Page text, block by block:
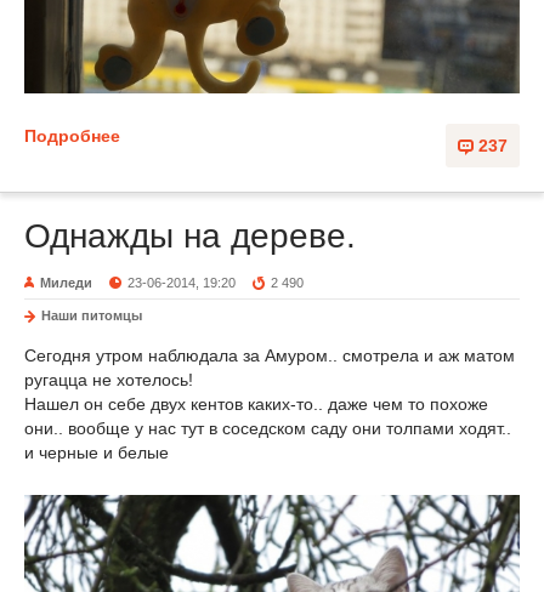
237
Подробнее
Однажды на дереве.
Миледи 23-06-2014, 19:20 2 490
Наши питомцы
Сегодня утром наблюдала за Амуром.. смотрела и аж матом
ругацца не хотелось!
Нашел он себе двух кентов каких-то.. даже чем то похоже
они.. вообще у нас тут в соседском саду они толпами ходят..
и черные и белые